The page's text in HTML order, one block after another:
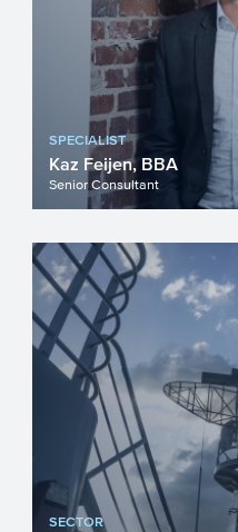
SPECIALIST
Kaz Feijen, BBA
Senior Consultant
SECTOR